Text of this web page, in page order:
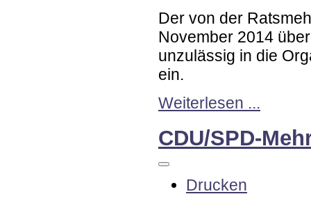
Der von der
November 2014
unzulässig in die
ein.
Weiterlesen ...
CDU/SPD-
Drucken